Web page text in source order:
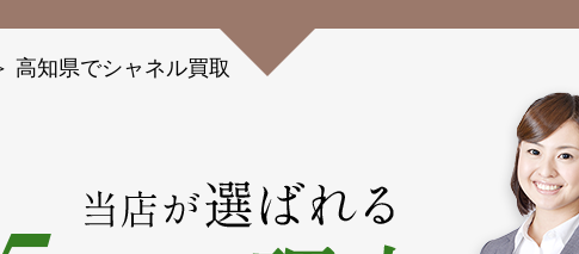
高知県でシャネル買取